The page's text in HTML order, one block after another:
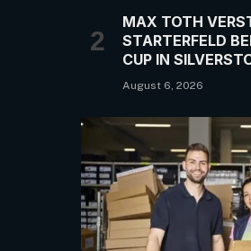
MAX TOTH
STARTERFELD
CUP IN
August 6, 2026